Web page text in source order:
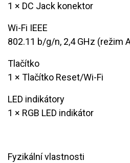
​1 × DC Jack konektor
Wi-Fi IEEE
802.11 b/g/n, 2,4 GHz (režim
Tlačítko
1 × Tlačítko Reset/Wi-Fi
LED indikátory
​1 × RGB LED indikátor
Fyzikální vlastnosti